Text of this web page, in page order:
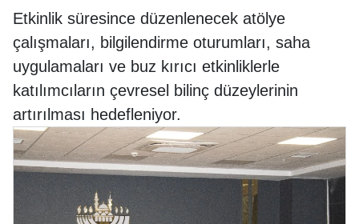
Etkinlik süresince düzenlenecek atölye
çalışmaları, bilgilendirme oturumları, saha
uygulamaları ve buz kırıcı etkinliklerle
katılımcıların çevresel bilinç düzeylerinin
artırılması hedefleniyor.